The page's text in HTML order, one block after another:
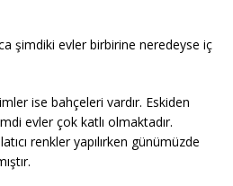
şimdiki evler birbirine neredeyse iç
ise bahçeleri vardır. Eskiden
evler çok katlı olmaktadır.
renkler yapılırken günümüzde